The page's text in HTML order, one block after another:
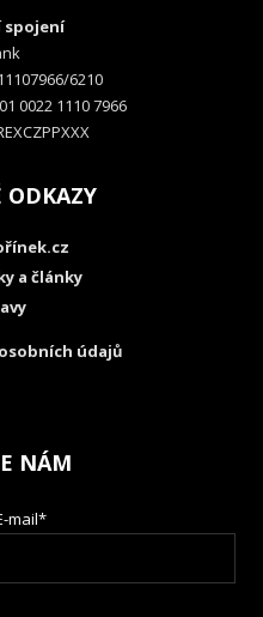
spojení
6210
0022 1110 7966
ODKAZY
a články
údajů
NÁM
mail*